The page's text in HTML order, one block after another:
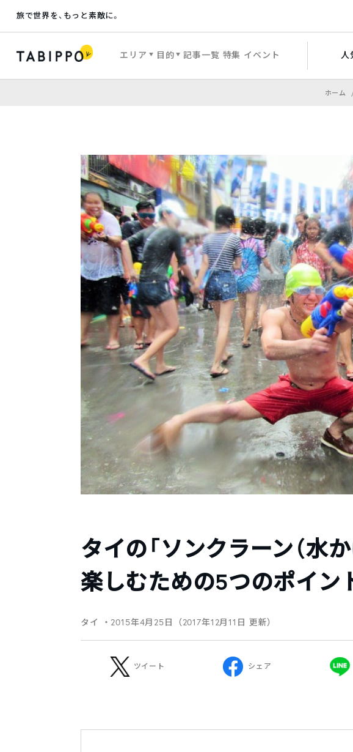
旅で世界を、もっと素敵に。
エリア 目的 記事一覧 特集 イベント 人
ホーム
タイの「ソンクラーン（水
楽しむための5つのポイン
タイ ・2015年4月25日（2017年12月11日 更新）
ツイート シェア